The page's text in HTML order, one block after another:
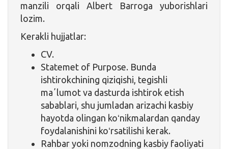
manzili orqali Albert Barroga yuborishlari
lozim.
Kerakli hujjatlar:
CV.
Statemet of Purpose. Bunda
ishtirokchining qiziqishi, tegishli
maʼlumot va dasturda ishtirok etish
sabablari, shu jumladan arizachi kasbiy
hayotda olingan koʻnikmalardan qanday
foydalanishini koʻrsatilishi kerak.
Rahbar yoki nomzodning kasbiy faoliyati